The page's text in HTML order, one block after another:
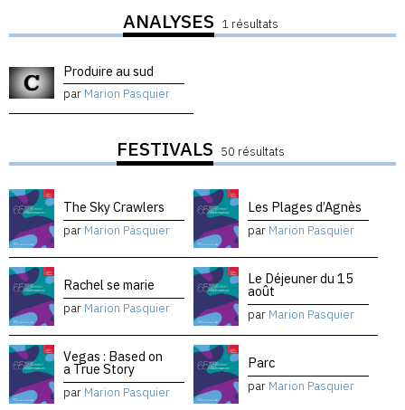
ANALYSES 1 résultats
Produire au sud
par Marion Pasquier
FESTIVALS 50 résultats
The Sky Crawlers
par Marion Pasquier
Les Plages d’Agnès
par Marion Pasquier
Rachel se marie
par Marion Pasquier
Le Déjeuner du 15
août
par Marion Pasquier
Vegas : Based on
a True Story
par Marion Pasquier
Parc
par Marion Pasquier